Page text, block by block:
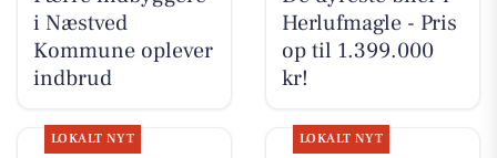
i Næstved
Kommune oplever
indbrud
Herlufmagle - Pris
op til 1.399.000
kr!
LOKALT NYT LOKALT NYT